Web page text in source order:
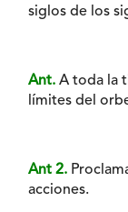
siglos de los
Ant. A toda la
límites del
Ant 2.
acciones.